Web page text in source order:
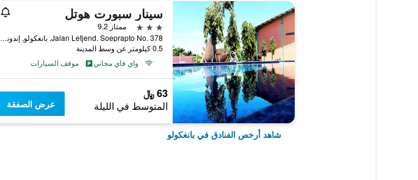
سينار سبورت هوتل
3 نجوم
ممتاز 9.2
Jalan Letjend. Soeprapto No. 378, بانغكولو, إندونيسيا
0.5 كيلومتر عن وسط المدينة
واي فاي مجاني
موقف السيارات
63 ﷼
المتوسط في الليلة عرض الصفقة
شاهد أرخص الفنادق في بانغكولو